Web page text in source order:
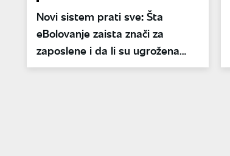
Novi sistem prati sve: Šta
eBolovanje zaista znači za
zaposlene i da li su ugrožena
prava radnika?